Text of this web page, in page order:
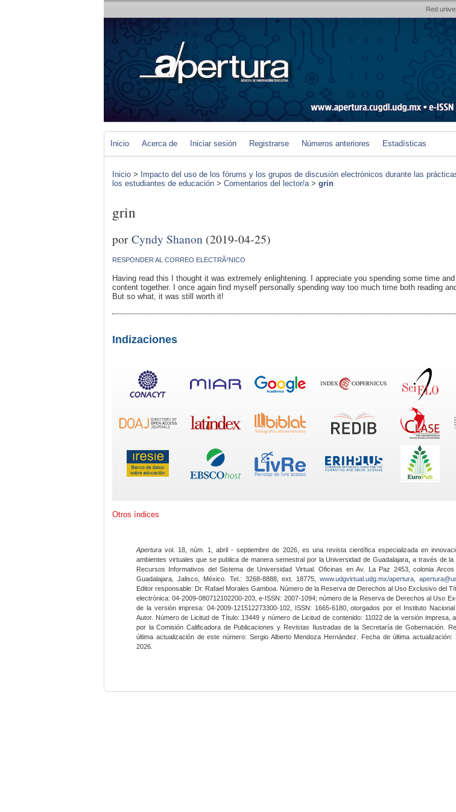
Red
Inicio Acerca de Iniciar sesión Registrarse Números anteriores Estadísticas
Inicio > Impacto del uso de los fórums y los grupos de discusión electrónicos durante las
los estudiantes de educación > Comentarios del lector/a> grin
grin
porCyndy Shanon (2019-04-25)
RESPONDER AL CORREO ELECTRÃ³NICO
Having read this I thought it was extremely enlightening. I appreciate you spending some time
content together. I once again find myself personally spending way too much time both reading
But so what, it was still worth it!
Indizaciones
Otros índices
Apertura vol. 18, núm. 1, abril - septiembre de 2026, es una revista científica especializada en
ambientes virtuales que se publica de manera semestral por la Universidad de Guadalajara, a través de la
Recursos Informativos del Sistema de Universidad Virtual. Oficinas en Av. La Paz 2453, colonia Arcos
Guadalajara, Jalisco, México. Tel.: 3268-8888, ext. 18775,www.udgvirtual.udg.mx/apertura
Editor responsable: Dr. Rafael Morales Gamboa. Número de la Reserva de Derechos al Uso Exclusivo del
electrónica: 04-2009-080712102200-203, e-ISSN: 2007-1094; número de la Reserva de Derechos al Uso
de la versión impresa: 04-2009-121512273300-102, ISSN: 1665-6180, otorgados por el Instituto
Autor. Número de Licitud de Título: 13449 y número de Licitud de contenido: 11022 de la versión impresa,
por la Comisión Calificadora de Publicaciones y Revistas Ilustradas de la Secretaría de Gobernación.
última actualización de este número: Sergio Alberto Mendoza Hernández. Fecha de última
2026.